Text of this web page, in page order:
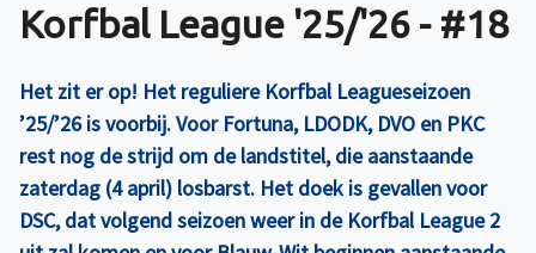
Korfbal League '25/'26 - #18
Het zit er op! Het reguliere Korfbal Leagueseizoen
’25/’26 is voorbij. Voor Fortuna, LDODK, DVO en PKC
rest nog de strijd om de landstitel, die aanstaande
zaterdag (4 april) losbarst. Het doek is gevallen voor
DSC, dat volgend seizoen weer in de Korfbal League 2